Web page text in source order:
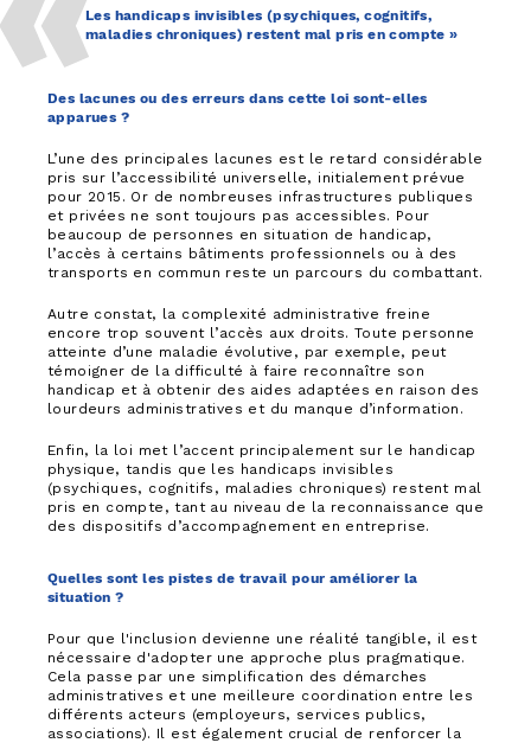
Les handicaps invisibles (psychiques, cognitifs,
maladies chroniques) restent mal pris en compte »
Des lacunes ou des erreurs dans cette loi sont-elles
apparues ?
L’une des principales lacunes est le retard considérable
pris sur l’accessibilité universelle, initialement prévue
pour 2015. Or de nombreuses infrastructures publiques
et privées ne sont toujours pas accessibles. Pour
beaucoup de personnes en situation de handicap,
l’accès à certains bâtiments professionnels ou à des
transports en commun reste un parcours du combattant.
Autre constat, la complexité administrative freine
encore trop souvent l’accès aux droits. Toute personne
atteinte d’une maladie évolutive, par exemple, peut
témoigner de la difficulté à faire reconnaître son
handicap et à obtenir des aides adaptées en raison des
lourdeurs administratives et du manque d’information.
Enfin, la loi met l’accent principalement sur le handicap
physique, tandis que les handicaps invisibles
(psychiques, cognitifs, maladies chroniques) restent mal
pris en compte, tant au niveau de la reconnaissance que
des dispositifs d’accompagnement en entreprise.
Quelles sont les pistes de travail pour améliorer la
situation ?
Pour que l'inclusion devienne une réalité tangible, il est
nécessaire d'adopter une approche plus pragmatique.
Cela passe par une simplification des démarches
administratives et une meilleure coordination entre les
différents acteurs (employeurs, services publics,
associations). Il est également crucial de renforcer la